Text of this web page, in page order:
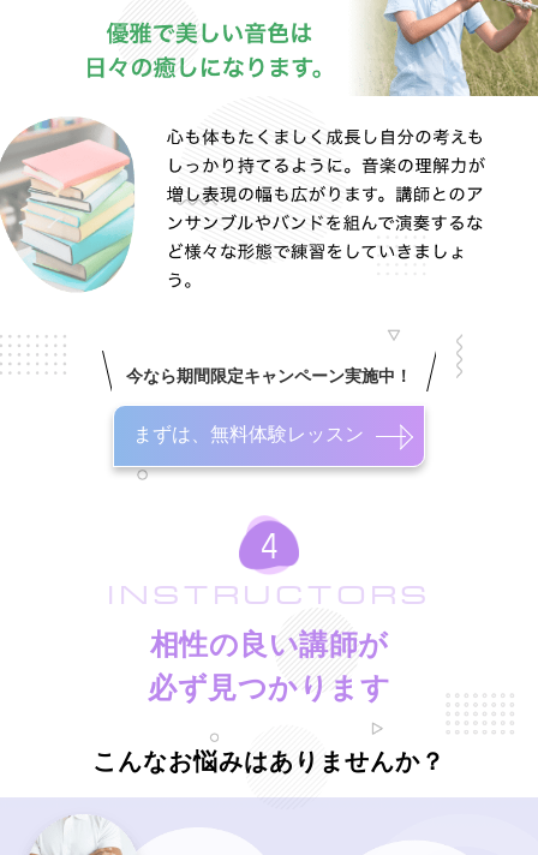
今なら期間限定キャンペーン実施中！
まずは、無料体験レッスン
INSTRUCTORS
相性の良い講師が
必ず見つかります
こんなお悩みはありませんか？